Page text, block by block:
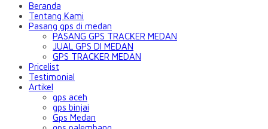
Beranda
Tentang Kami
Pasang gps di medan
PASANG GPS TRACKER MEDAN
JUAL GPS DI MEDAN
GPS TRACKER MEDAN
Pricelist
Testimonial
Artikel
gps aceh
gps binjai
Gps Medan